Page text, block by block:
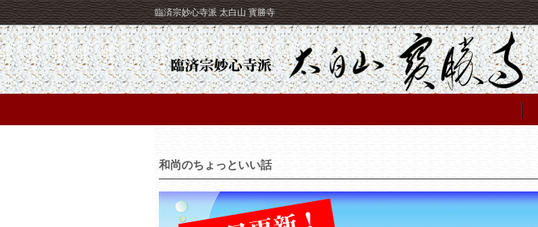
臨済宗妙心寺派 太白山 寳勝寺
和尚のちょっといい話